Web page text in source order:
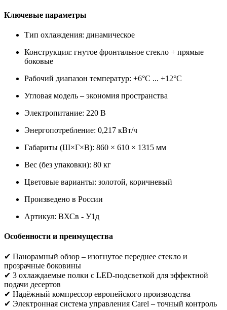
Ключевые параметры
Тип охлаждения: динамическое
Конструкция: гнутое фронтальное стекло + прямые
боковые
Рабочий диапазон температур: +6°C ... +12°C
Угловая модель – экономия пространства
Электропитание: 220 В
Энергопотребление: 0,217 кВт/ч
Габариты (Ш×Г×В): 860 × 610 × 1315 мм
Вес (без упаковки): 80 кг
Цветовые варианты: золотой, коричневый
Произведено в России
Артикул: ВХСв - У1д
Особенности и преимущества
✔ Панорамный обзор – изогнутое переднее стекло и
прозрачные боковины
✔ 3 охлаждаемые полки с LED-подсветкой для эффектной
подачи десертов
✔ Надёжный компрессор европейского производства
✔ Электронная система управления Carel – точный контроль